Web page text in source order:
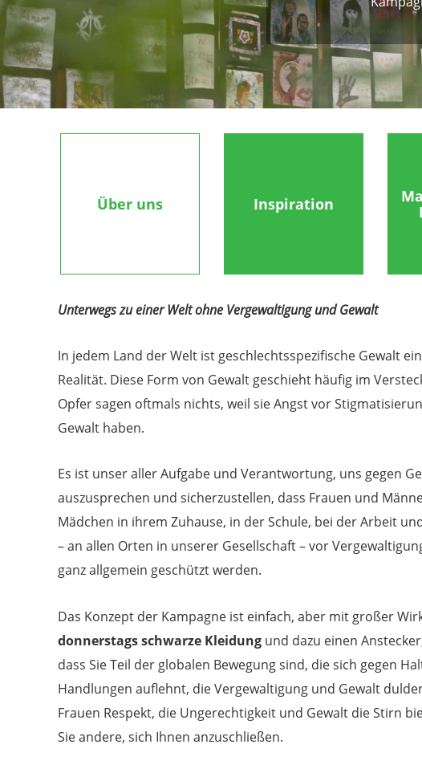
Über uns Inspiration
Unterwegs zu einer Welt ohne Vergewaltigung und Gewalt
In jedem Land der Welt ist geschlechtsspezifische Gewalt
Realität. Diese Form von Gewalt geschieht häufig im
Opfer sagen oftmals nichts, weil sie Angst vor
Gewalt haben.
Es ist unser aller Aufgabe und Verantwortung, uns gegen
auszusprechen und sicherzustellen, dass Frauen und
Mädchen in ihrem Zuhause, in der Schule, bei der Arbeit
– an allen Orten in unserer Gesellschaft – vor
ganz allgemein geschützt werden.
Das Konzept der Kampagne ist einfach, aber mit großer
donnerstags schwarze Kleidung und dazu einen
dass Sie Teil der globalen Bewegung sind, die sich gegen
Handlungen auflehnt, die Vergewaltigung und Gewalt
Frauen Respekt, die Ungerechtigkeit und Gewalt die Stirn
Sie andere, sich Ihnen anzuschließen.